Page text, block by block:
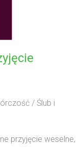
/ Ślub i
przyjęcie weselne,